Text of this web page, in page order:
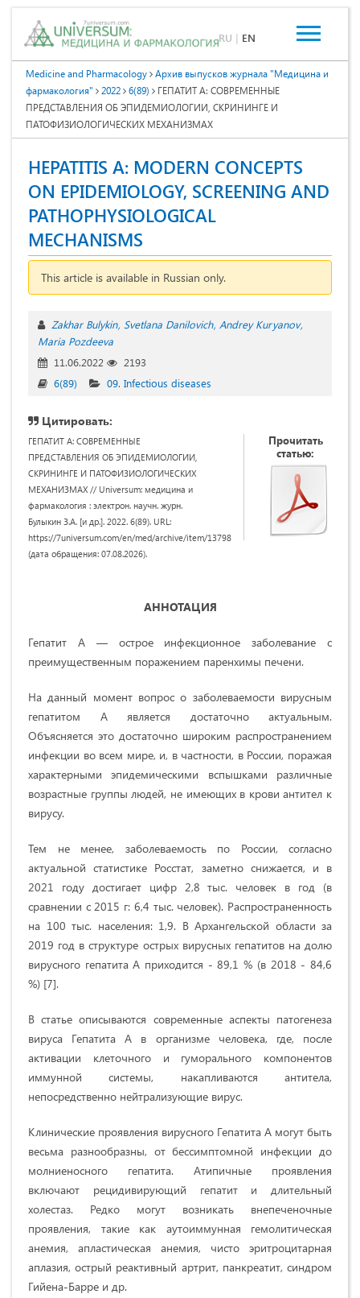
RU | EN
Medicine and Pharmacology
Архив выпусков журнала "Медицина и
фармакология"
2022 6(89)
ГЕПАТИТ А: СОВРЕМЕННЫЕ
ПРЕДСТАВЛЕНИЯ ОБ ЭПИДЕМИОЛОГИИ, СКРИНИНГЕ И
ПАТОФИЗИОЛОГИЧЕСКИХ МЕХАНИЗМАХ
HEPATITIS A: MODERN CONCEPTS
ON EPIDEMIOLOGY, SCREENING AND
PATHOPHYSIOLOGICAL
MECHANISMS
This article is available in Russian only.
Zakhar Bulykin Svetlana Danilovich Andrey Kuryanov
Мaria Pozdeeva
11.06.2022
2193
6(89)
09. Infectious diseases
Цитировать:
ГЕПАТИТ А: СОВРЕМЕННЫЕ
ПРЕДСТАВЛЕНИЯ ОБ ЭПИДЕМИОЛОГИИ,
СКРИНИНГЕ И ПАТОФИЗИОЛОГИЧЕСКИХ
МЕХАНИЗМАХ // Universum: медицина и
фармакология : электрон. научн. журн.
Булыкин З.А. [и др.]. 2022. 6(89). URL:
https://7universum.com/en/med/archive/item/13798
(дата обращения: 07.08.2026).
Прочитать
статью:
АННОТАЦИЯ
Гепатит А — острое инфекционное заболевание с
преимущественным поражением паренхимы печени.
На данный момент вопрос о заболеваемости вирусным
гепатитом А является достаточно актуальным.
Объясняется это достаточно широким распространением
инфекции во всем мире, и, в частности, в России, поражая
характерными эпидемическими вспышками различные
возрастные группы людей, не имеющих в крови антител к
вирусу.
Тем не менее, заболеваемость по России, согласно
актуальной статистике Росстат, заметно снижается, и в
2021 году достигает цифр 2,8 тыс. человек в год (в
сравнении с 2015 г: 6,4 тыс. человек). Распространенность
на 100 тыс. населения: 1,9. В Архангельской области за
2019 год в структуре острых вирусных гепатитов на долю
вирусного гепатита А приходится - 89,1 % (в 2018 - 84,6
%) [7].
В статье описываются современные аспекты патогенеза
вируса Гепатита А в организме человека, где, после
активации клеточного и гуморального компонентов
иммунной системы, накапливаются антитела,
непосредственно нейтрализующие вирус.
Клинические проявления вирусного Гепатита А могут быть
весьма разнообразны, от бессимптомной инфекции до
молниеносного гепатита. Атипичные проявления
включают рецидивирующий гепатит и длительный
холестаз. Редко могут возникать внепеченочные
проявления, такие как аутоиммунная гемолитическая
анемия, апластическая анемия, чисто эритроцитарная
аплазия, острый реактивный артрит, панкреатит, синдром
Гийена-Барре и др.